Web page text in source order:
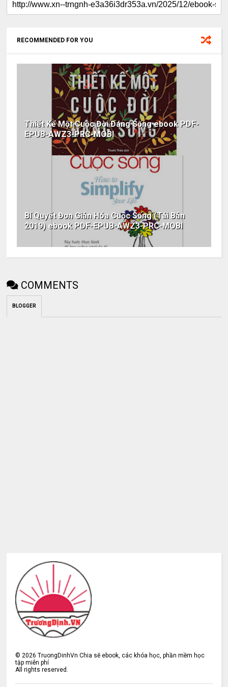
RECOMMENDED FOR YOU
Thiết Kế Một Cuộc Đời Đáng Sống ebook PDF-
EPUB-AWZ3-PRC-MOBI
Bí Quyết Đơn Giản Hóa Cuộc Sống (Tái Bản
2019) ebook PDF-EPUB-AWZ3-PRC-MOBI
COMMENTS
BLOGGER
©2026 TruongDinhVn Chia sẽ ebook, các khóa học, phần mềm học
tập miễn phí
All rights reserved.